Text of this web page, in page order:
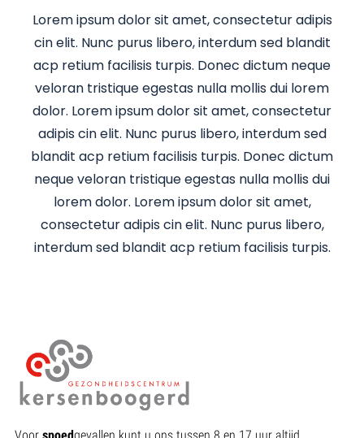
Lorem ipsum dolor sit amet, consectetur adipis
cin elit. Nunc purus libero, interdum sed blandit
acp retium facilisis turpis. Donec dictum neque
veloran tristique egestas nulla mollis dui lorem
dolor. Lorem ipsum dolor sit amet, consectetur
adipis cin elit. Nunc purus libero, interdum sed
blandit acp retium facilisis turpis. Donec dictum
neque veloran tristique egestas nulla mollis dui
lorem dolor. Lorem ipsum dolor sit amet,
consectetur adipis cin elit. Nunc purus libero,
interdum sed blandit acp retium facilisis turpis.